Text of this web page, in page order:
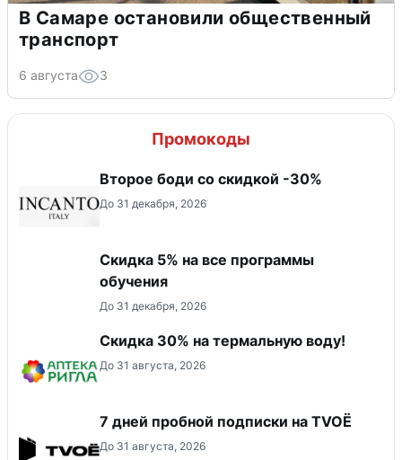
В Самаре остановили общественный
транспорт
6 августа 3
Промокоды
Второе боди со скидкой -30%
До 31 декабря, 2026
Скидка 5% на все программы
обучения
До 31 декабря, 2026
Скидка 30% на термальную воду!
До 31 августа, 2026
7 дней пробной подписки на TVOЁ
До 31 августа, 2026